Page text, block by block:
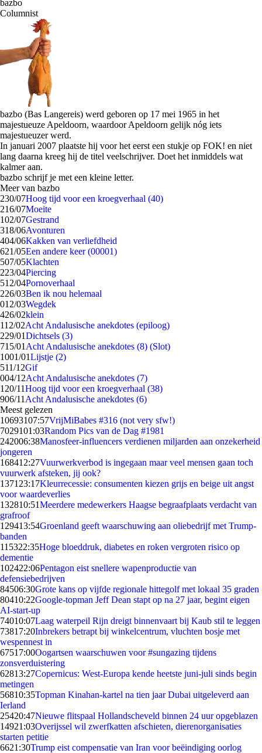
bazbo
Columnist
bazbo (Bas Langereis) werd geboren op 17 mei 1965 in het
majestueuze Apeldoorn, waardoor Apeldoorn gelijk nóg iets
majestueuzer werd.
In januari 2007 plaatste hij voor het eerst een stukje op FOK! en niet
lang daarna kreeg hij de titel veelschrijver. Doet het inmiddels wat
kalmer aan.
bazbo schrijf je met een kleine letter.
Meer van bazbo
230/07Hoog tijd voor een kroegverhaal (40)
216/07Moeite
102/07Gestrand
318/06Avonturen
404/06Kakken van verliefdheid
621/05Een andere keer (00001)
507/05Klachten
223/04Piercing
512/04Pornoverhaal
226/03Ben ik nou helemaal
012/03Wegdek
426/02klein
112/02Acht Andalusische anekdotes (epiloog)
229/01Dichtsels (3)
715/01 Acht Andalusische anekdotes (8) (Slot)
1001/01Lijstje (2)
511/12Gif
004/12Acht Andalusische anekdotes (7)
1 20/11Hoog tijd voor een kroegverhaal (38)
906/11 Acht Andalusische anekdotes (6)
Meest gelezen
10693107:57VrijMiBabes #316 (not very sfw!)
7029101:03Random Pics van de Dag #1981
242006:38Manosfeer-influencers verdienen miljarden aan onzekerheid
jongeren
168412:27Vuurwerkverbod is ingegaan maar veel mensen gaan toch
vuurwerk afsteken, jij ook?
1371 23:17Kleurrecessie: consumenten kiezen grijs en beige uit angst
voor waardeverlies
132810:51Meerdere medewerkers Haagse begraafplaats verdacht van
grafroof
129413:54Groenland geeft waarschuwing aan oliebedrijf met Trump-
banden
115322:35Hoge bloeddruk, diabetes en roken vergroten risico op
dementie
102422:06Pentagon eist snellere wapenproductie van
defensiebedrijven
84506:30Grote kans op vijfde regionale hittegolf met lokaal 35 graden
80410:22Google-topman Jeff Dean stapt op na 27 jaar, begint eigen
AI-start-up
74010:07Laag waterpeil Rijn dreigt binnenvaart bij Kaub stil te leggen
73817:20Inbrekers betrapt bij winkelcentrum, vluchten bosje met
wespennest in
67517:00Oogartsen waarschuwen voor #sungazing tijdens
zonsverduistering
62813:27Copernicus: West-Europa kende heetste juni-juli sinds begin
metingen
56810:35Topman Kinahan-kartel na tien jaar Dubai uitgeleverd aan
Ierland
25420:47Nieuwe flitspaal Hollandscheveld binnen 24 uur opgeblazen
14921:03Overijssel wil zwerfkatten afschieten, dierenorganisaties
starten petitie
6621:30Trump eist compensatie van Iran voor beëindiging oorlog